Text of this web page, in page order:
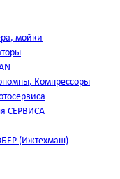
мойки
Компрессоры
СЕРВИСА
(Ижтехмаш)